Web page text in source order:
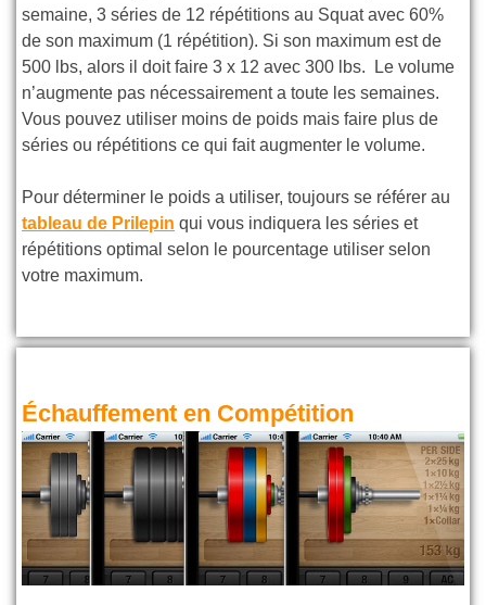
semaine, 3 séries de 12 répétitions au Squat avec 60%
de son maximum (1 répétition). Si son maximum est de
500 lbs, alors il doit faire 3 x 12 avec 300 lbs. Le volume
n’augmente pas nécessairement a toute les semaines.
Vous pouvez utiliser moins de poids mais faire plus de
séries ou répétitions ce qui fait augmenter le volume.
Pour déterminer le poids a utiliser, toujours se référer au
tableau de Prilepin qui vous indiquera les séries et
répétitions optimal selon le pourcentage utiliser selon
votre maximum.
Échauffement en Compétition